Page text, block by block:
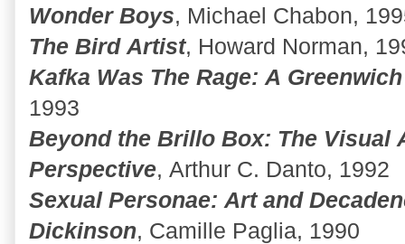
Wonder Boys, Michael Chabon,
The Bird Artist, Howard Norman,
Kafka Was The Rage: A
1993
Beyond the Brillo Box: The Visual
Perspective, Arthur C. Danto, 1992
Sexual Personae: Art and
Dickinson, Camille Paglia, 1990